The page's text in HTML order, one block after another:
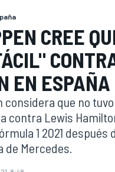
CREE
EN ESPAÑA
considera que no
contra Lewis
1 2021 después
de Mercedes.